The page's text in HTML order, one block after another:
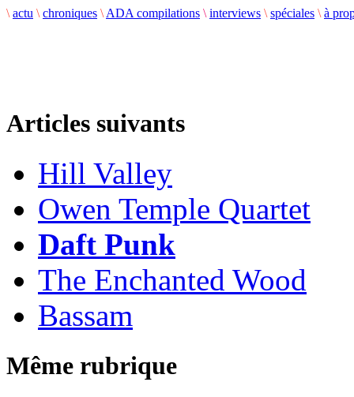
\ actu \ chroniques \ ADA compilations \ interviews \ spéciales \ à
Articles suivants
Hill Valley
Owen Temple Quartet
Daft Punk
The Enchanted Wood
Bassam
Même rubrique